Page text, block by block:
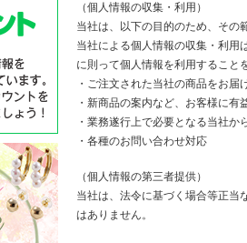
（個人情報の収集・利用）
当社は、以下の目的のため、その
当社による個人情報の収集・利用
に則って個人情報を利用すること
・ご注文された当社の商品をお届
・新商品の案内など、お客様に
・業務遂行上で必要となる当社
・各種のお問い合わせ対応
（個人情報の第三者提供）
当社は、法令に基づく場合等正当
はありません。